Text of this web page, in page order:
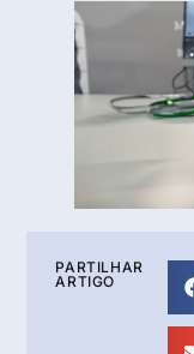
PARTILHAR
ARTIGO